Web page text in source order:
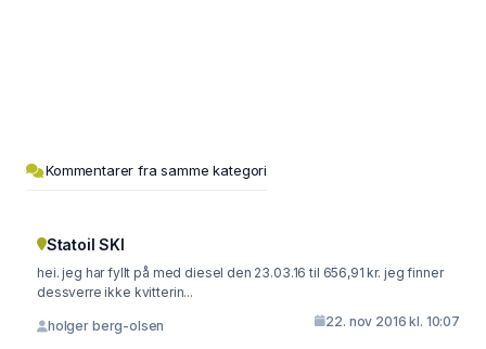
Kommentarer fra samme kategori
Statoil SKI
hei. jeg har fyllt på med diesel den 23.03.16 til 656,91 kr. jeg finner
dessverre ikke kvitterin...
holger berg-olsen 22. nov 2016 kl. 10:07